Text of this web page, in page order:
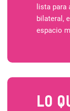
lista para
bilateral,
espacio
Lo